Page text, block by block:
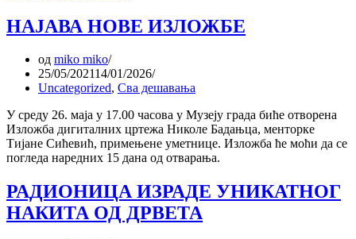
НАЈАВА НОВЕ ИЗЛОЖБЕ
од miko miko
25/05/202114/01/2026
Uncategorized, Сва дешавања
У среду 26. маја у 17.00 часова у Музеју града биће отворена
Изложба дигиталних цртежа Николе Бадањца, менторке
Тијане Сићевић, примењене уметнице. Изложба ће моћи да се
погледа наредних 15 дана од отварања.
РАДИОНИЦА ИЗРАДЕ УНИКАТНОГ
НАКИТА ОД ДРВЕТА